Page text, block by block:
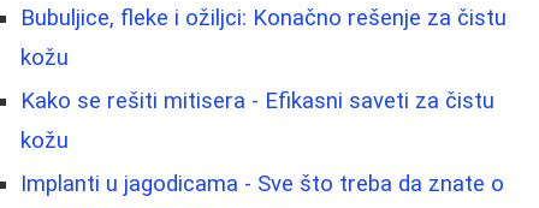
Bubuljice, fleke i ožiljci: Konačno rešenje za čistu
kožu
Kako se rešiti mitisera - Efikasni saveti za čistu
kožu
Implanti u jagodicama - Sve što treba da znate o